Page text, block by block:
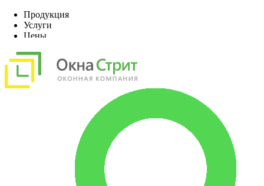
Продукция
Услуги
Цены
О компании
Акции, скидки
Контакты